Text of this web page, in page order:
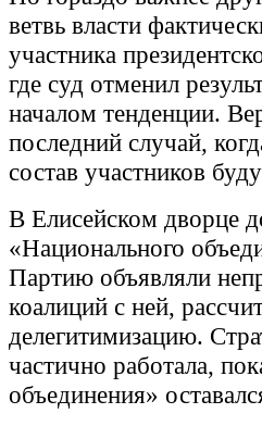
ветвь власти
участника
где суд отменил
началом тенденции.
последний случай,
состав участников
В Елисейском дворце
«Национального
Партию объявляли
коалиций с ней,
делегитимизацию.
частично работала,
объединения»